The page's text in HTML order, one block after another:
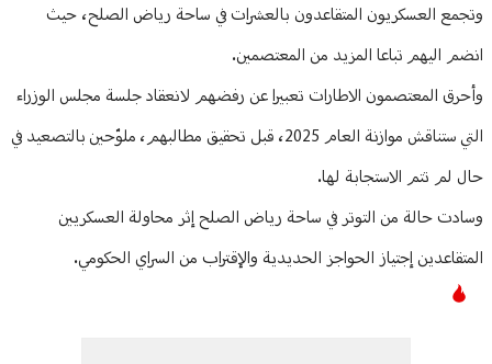
وتجمع العسكريون المتقاعدون بالعشرات في ساحة رياض الصلح، حيث
انضم اليهم تباعا المزيد من المعتصمين.
وأحرق المعتصمون الاطارات تعبيرا عن رفضهم لانعقاد جلسة مجلس الوزراء
التي ستناقش موازنة العام 2025، قبل تحقيق مطالبهم، ملوّحين بالتصعيد في
حال لم تتم الاستجابة لها.
وسادت حالة من التوتر في ساحة رياض الصلح إثر محاولة العسكريين
المتقاعدين إجتياز الحواجز الحديدية والإقتراب من السراي الحكومي.